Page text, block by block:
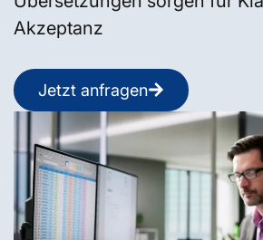
Akzeptanz
Jetzt anfragen